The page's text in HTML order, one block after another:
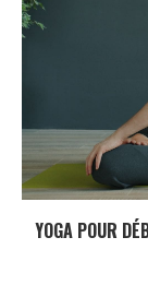
YOGA POUR